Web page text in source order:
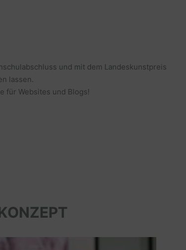
und mit dem Landeskunstpreis
lassen.
für Websites und Blogs!